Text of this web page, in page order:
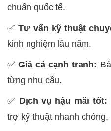
chuẩn quốc tế.
✅Tư vấn kỹ thuật
kinh nghiệm lâu năm.
✅Giá cả cạnh tranh:
từng nhu cầu.
✅ Dịch vụ hậu mãi tốt:
trợ kỹ thuật nhanh chóng.